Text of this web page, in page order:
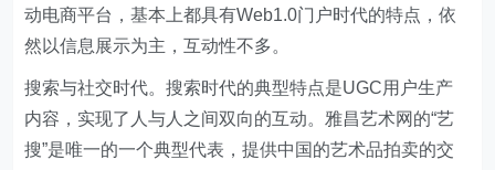
动电商平台，基本上都具有Web1.0门户时代的特点，依
然以信息展示为主，互动性不多。
搜索与社交时代。搜索时代的典型特点是UGC用户生产
内容，实现了人与人之间双向的互动。雅昌艺术网的“艺
搜”是唯一的一个典型代表，提供中国的艺术品拍卖的交